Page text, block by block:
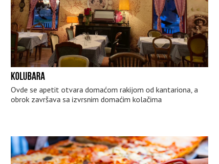
KOLUBARA
Ovde se apetit otvara domaćom rakijom od kantariona, a
obrok završava sa izvrsnim domaćim kolačima